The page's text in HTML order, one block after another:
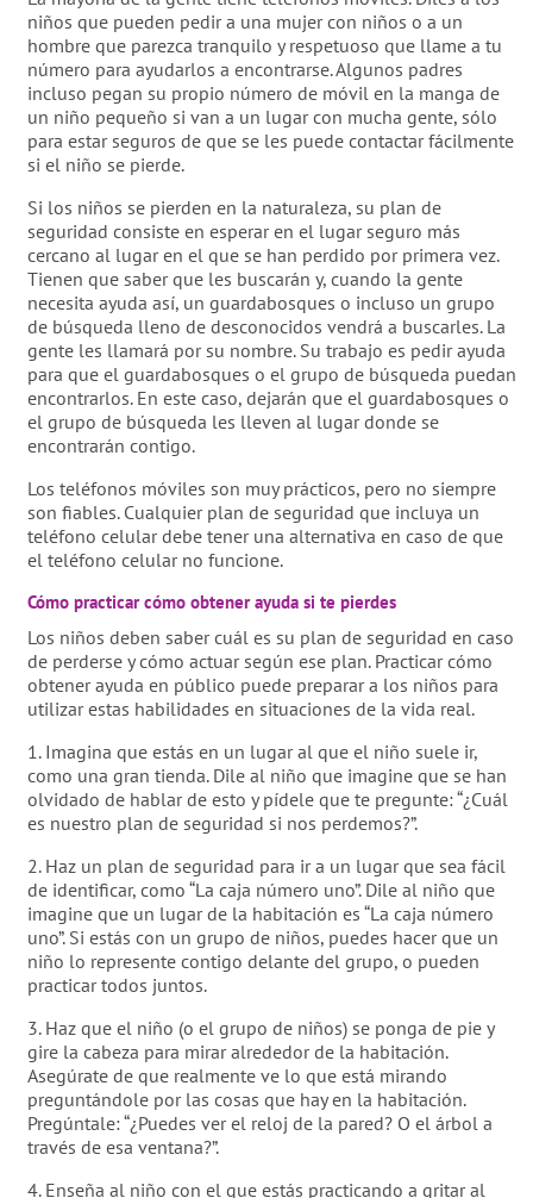
niños que pueden pedir a una mujer con niños o a un
hombre que parezca tranquilo y respetuoso que llame a tu
número para ayudarlos a encontrarse. Algunos padres
incluso pegan su propio número de móvil en la manga de
un niño pequeño si van a un lugar con mucha gente, sólo
para estar seguros de que se les puede contactar fácilmente
si el niño se pierde.
Si los niños se pierden en la naturaleza, su plan de
seguridad consiste en esperar en el lugar seguro más
cercano al lugar en el que se han perdido por primera vez.
Tienen que saber que les buscarán y, cuando la gente
necesita ayuda así, un guardabosques o incluso un grupo
de búsqueda lleno de desconocidos vendrá a buscarles. La
gente les llamará por su nombre. Su trabajo es pedir ayuda
para que el guardabosques o el grupo de búsqueda puedan
encontrarlos. En este caso, dejarán que el guardabosques o
el grupo de búsqueda les lleven al lugar donde se
encontrarán contigo.
Los teléfonos móviles son muy prácticos, pero no siempre
son fiables. Cualquier plan de seguridad que incluya un
teléfono celular debe tener una alternativa en caso de que
el teléfono celular no funcione.
Cómo practicar cómo obtener ayuda si te pierdes
Los niños deben saber cuál es su plan de seguridad en caso
de perderse y cómo actuar según ese plan. Practicar cómo
obtener ayuda en público puede preparar a los niños para
utilizar estas habilidades en situaciones de la vida real.
1. Imagina que estás en un lugar al que el niño suele ir,
como una gran tienda. Dile al niño que imagine que se han
olvidado de hablar de esto y pídele que te pregunte: “¿Cuál
es nuestro plan de seguridad si nos perdemos?”.
2. Haz un plan de seguridad para ir a un lugar que sea fácil
de identificar, como “La caja número uno”. Dile al niño que
imagine que un lugar de la habitación es “La caja número
uno”. Si estás con un grupo de niños, puedes hacer que un
niño lo represente contigo delante del grupo, o pueden
practicar todos juntos.
3. Haz que el niño (o el grupo de niños) se ponga de pie y
gire la cabeza para mirar alrededor de la habitación.
Asegúrate de que realmente ve lo que está mirando
preguntándole por las cosas que hay en la habitación.
Pregúntale: “¿Puedes ver el reloj de la pared? O el árbol a
través de esa ventana?”.
4. Enseña al niño con el que estás practicando a gritar al